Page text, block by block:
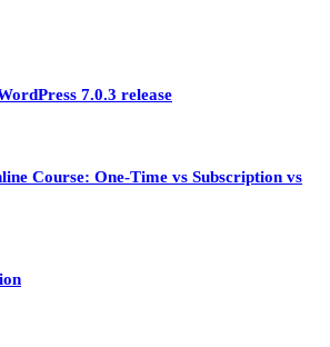
7.0.3 release
Course: One-Time vs Subscription vs